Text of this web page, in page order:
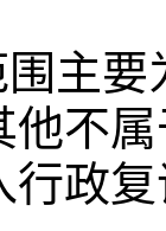
围主
他不
行政